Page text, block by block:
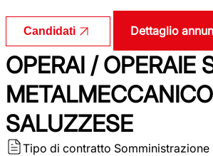
Candidati Dettaglio
OPERAI / OPERAIE
METALMECCANICO
SALUZZESE
Tipo di contratto Somministrazione